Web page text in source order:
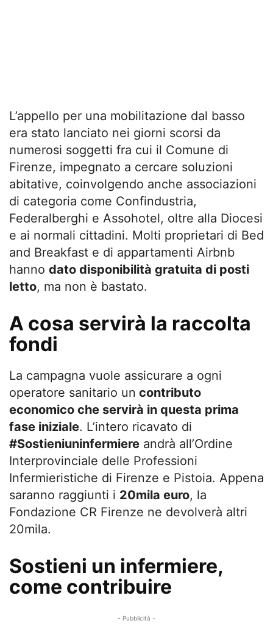
L’appello per una mobilitazione dal basso
era stato lanciato nei giorni scorsi da
numerosi soggetti fra cui il Comune di
Firenze, impegnato a cercare soluzioni
abitative, coinvolgendo anche associazioni
di categoria come Confindustria,
Federalberghi e Assohotel, oltre alla Diocesi
e ai normali cittadini. Molti proprietari di Bed
and Breakfast e di appartamenti Airbnb
hanno dato disponibilità gratuita di posti
letto, ma non è bastato.
A cosa servirà la raccolta
fondi
La campagna vuole assicurare a ogni
operatore sanitario un contributo
economico che servirà in questa prima
fase iniziale. L’intero ricavato di
#Sostieniuninfermiere andrà all’Ordine
Interprovinciale delle Professioni
Infermieristiche di Firenze e Pistoia. Appena
saranno raggiunti i 20mila euro, la
Fondazione CR Firenze ne devolverà altri
20mila.
Sostieni un infermiere,
come contribuire
- Pubblicità -